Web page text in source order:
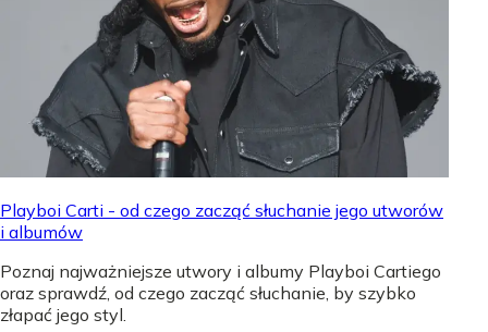
Playboi Carti - od czego zacząć słuchanie jego utworów
i albumów
Poznaj najważniejsze utwory i albumy Playboi Cartiego
oraz sprawdź, od czego zacząć słuchanie, by szybko
złapać jego styl.